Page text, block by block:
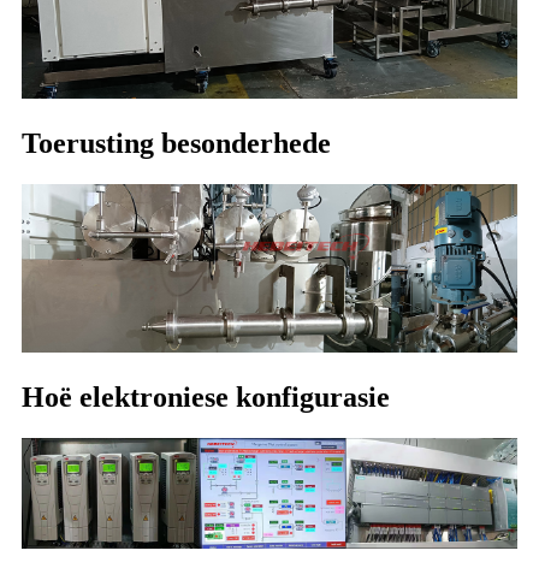
Toerusting besonderhede
Hoë elektroniese konfigurasie